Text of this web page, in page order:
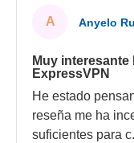
A Anyelo
Muy interesante
ExpressVPN
He estado
reseña me ha
suficientes para c